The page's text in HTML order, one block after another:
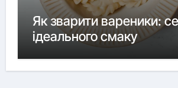
Як зварити вареники:
ідеального смаку